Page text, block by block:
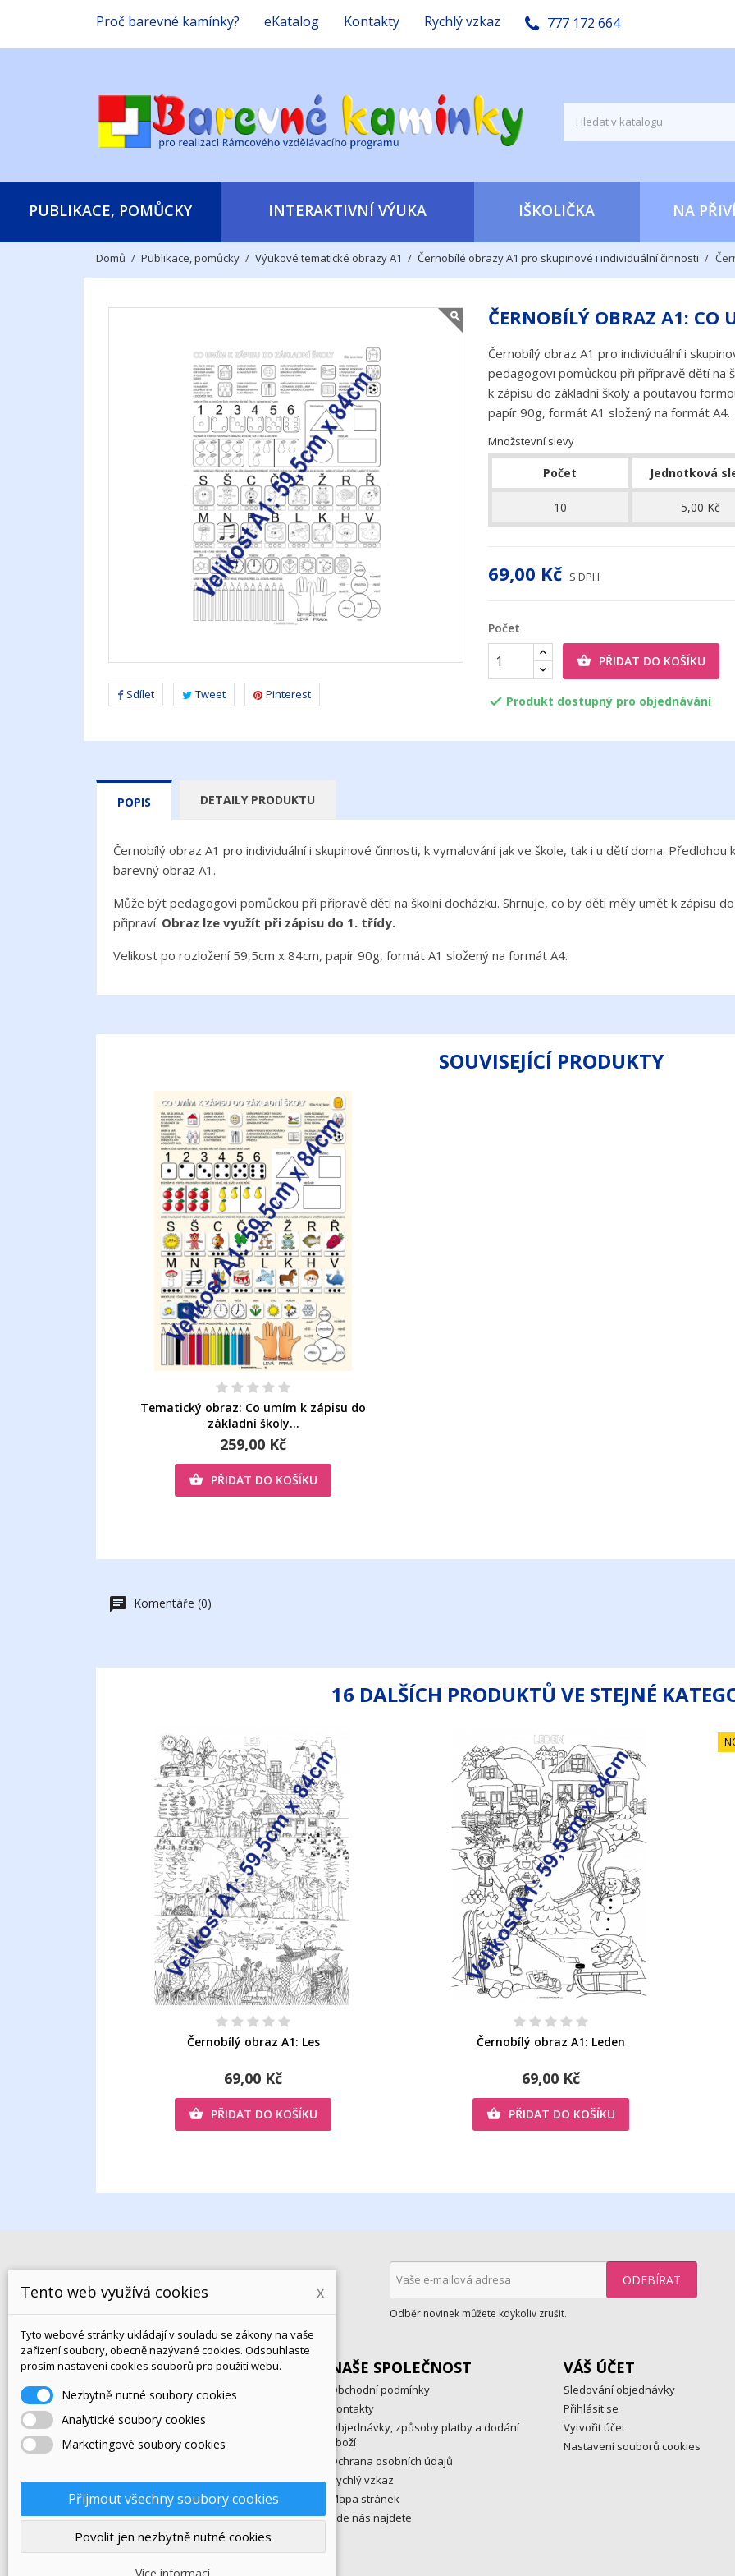
Proč barevné kamínky? eKatalog Kontakty Rychlý vzkaz 777 172 664
PUBLIKACE, POMŮCKY INTERAKTIVNÍ VÝUKA IŠKOLIČKA NA
Domů Publikace, pomůcky Výukové tematické obrazy A1 Černobílé obrazy A1 pro skupinové i individuální činnosti
Sdílet Tweet Pinterest
ČERNOBÍLÝ OBRAZ A1: CO
Černobílý obraz A1 pro individuální i
pedagogovi pomůckou při přípravě dětí na
k zápisu do základní školy a poutavou
papír 90g, formát A1 složený na formát A4.
Množstevní slevy
Počet Jednotková
10 5,00 Kč
69,00 Kč S DPH
Počet
 PŘIDAT DO KOŠÍKU
 Produkt dostupný pro objednávání
POPIS DETAILY PRODUKTU
Černobílý obraz A1 pro individuální i skupinové činnosti, k vymalování jak ve škole, tak i u dětí doma.
barevný obraz A1.
Může být pedagogovi pomůckou při přípravě dětí na školní docházku. Shrnuje, co by děti měly umět k zápisu
připraví. Obraz lze využít při zápisu do 1. třídy.
Velikost po rozložení 59,5cm x 84cm, papír 90g, formát A1 složený na formát A4.
SOUVISEJÍCÍ PRODUKTY
Tematický obraz: Co umím k zápisu do
základní školy...
259,00 Kč
 PŘIDAT DO KOŠÍKU
Komentáře (0)
16 DALŠÍCH PRODUKTŮ VE STEJNÉ
Černobílý obraz A1: Les
69,00 Kč
 PŘIDAT DO KOŠÍKU
Černobílý obraz A1: Leden
69,00 Kč
 PŘIDAT DO KOŠÍKU
Odběr novinek můžete kdykoliv zrušit.
PRODUKTY
eKatalog
Novinky
Nejprodávanější
NAŠE SPOLEČNOST
Obchodní podmínky
Kontakty
Objednávky, způsoby platby a dodání
zboží
Ochrana osobních údajů
Rychlý vzkaz
Mapa stránek
Kde nás najdete
VÁŠ ÚČET
Sledování objednávky
Přihlásit se
Vytvořit účet
Nastavení souborů cookies
© 2025 - hrajeme-si.cz
Tento web využívá cookies x
Tyto webové stránky ukládají v souladu se zákony na vaše
zařízení soubory, obecně nazývané cookies. Odsouhlaste
prosím nastavení cookies souborů pro použití webu.
Nezbytně nutné soubory cookies
Analytické soubory cookies
Marketingové soubory cookies
Přijmout všechny soubory cookies
Povolit jen nezbytně nutné cookies